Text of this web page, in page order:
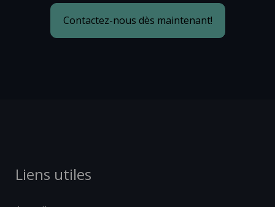
Contactez-nous dès maintenant!
Liens utiles